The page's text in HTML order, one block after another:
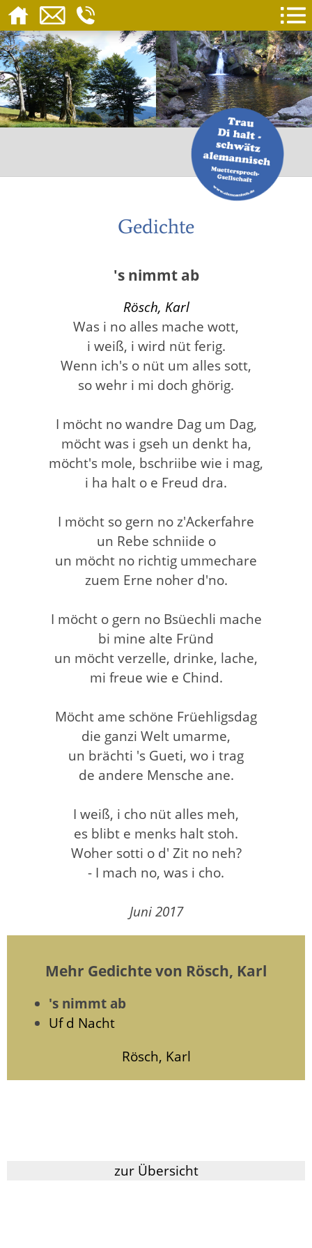
Gedichte
's nimmt ab
Rösch, Karl
Was i no alles mache wott,
i weiß, i wird nüt ferig.
Wenn ich's o nüt um alles sott,
so wehr i mi doch ghörig.
I möcht no wandre Dag um Dag,
möcht was i gseh un denkt ha,
möcht's mole, bschriibe wie i mag,
i ha halt o e Freud dra.
I möcht so gern no z'Ackerfahre
un Rebe schniide o
un möcht no richtig ummechare
zuem Erne noher d'no.
I möcht o gern no Bsüechli mache
bi mine alte Fründ
un möcht verzelle, drinke, lache,
mi freue wie e Chind.
Möcht ame schöne Früehligsdag
die ganzi Welt umarme,
un brächti 's Gueti, wo i trag
de andere Mensche ane.
I weiß, i cho nüt alles meh,
es blibt e menks halt stoh.
Woher sotti o d' Zit no neh?
- I mach no, was i cho.
Juni 2017
Mehr Gedichte von Rösch, Karl
's nimmt ab
Uf d Nacht
Rösch, Karl
zur Übersicht